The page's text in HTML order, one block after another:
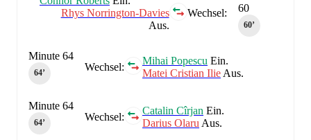
60
60‎’‎
Wechsel:
Rhys Norrington-Davies
Aus.
Wechsel:
Mihai Popescu Ein.
Matei Cristian Ilie Aus.
Minute 64
64‎’‎
Wechsel:
Catalin Cîrjan Ein.
Darius Olaru Aus.
Minute 64
64‎’‎